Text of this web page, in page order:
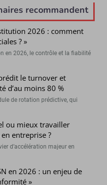
recommandent
2026 : comment
? »
en 2026, le contrôle et la fiabilité
le turnover et
d’au moins 80 %
de rotation prédictive, qui
ou mieux travailler
entreprise ?
d’accélération majeur en
en 2026 : un enjeu de
»